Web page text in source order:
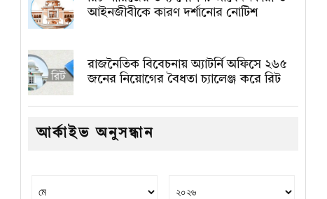
আইনজীবীকে কারণ দর্শানোর নোটিশ
রাজনৈতিক বিবেচনায় অ‍্যাটর্নি অফিসে ২৬৫
জনের নিয়োগের বৈধতা চ্যালেঞ্জ করে রিট
আর্কাইভ অনুসন্ধান